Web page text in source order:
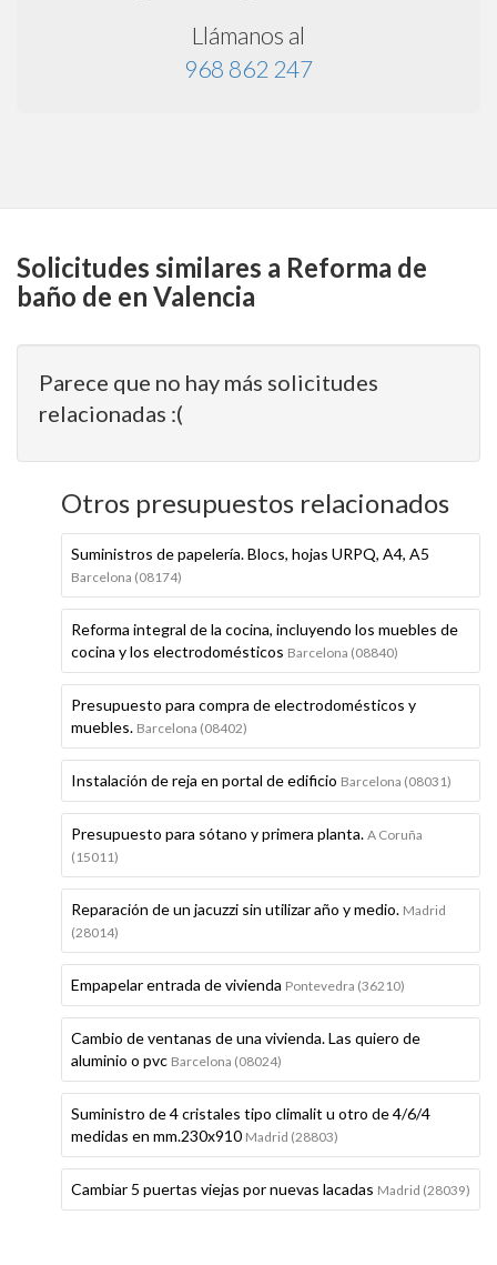
Llámanos al
968 862 247
Solicitudes similares a Reforma de
baño de en Valencia
Parece que no hay más solicitudes
relacionadas :(
Otros presupuestos relacionados
Suministros de papelería. Blocs, hojas URPQ, A4, A5
Barcelona (08174)
Reforma integral de la cocina, incluyendo los muebles de
cocina y los electrodomésticos Barcelona (08840)
Presupuesto para compra de electrodomésticos y
muebles. Barcelona (08402)
Instalación de reja en portal de edificio Barcelona (08031)
Presupuesto para sótano y primera planta. A Coruña
(15011)
Reparación de un jacuzzi sin utilizar año y medio. Madrid
(28014)
Empapelar entrada de vivienda Pontevedra (36210)
Cambio de ventanas de una vivienda. Las quiero de
aluminio o pvc Barcelona (08024)
Suministro de 4 cristales tipo climalit u otro de 4/6/4
medidas en mm.230x910 Madrid (28803)
Cambiar 5 puertas viejas por nuevas lacadas Madrid (28039)